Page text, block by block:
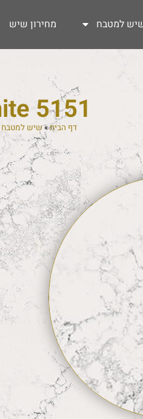
למטבח מחירון שיש
5151 Empira White
דף הבית»שיש למטבח